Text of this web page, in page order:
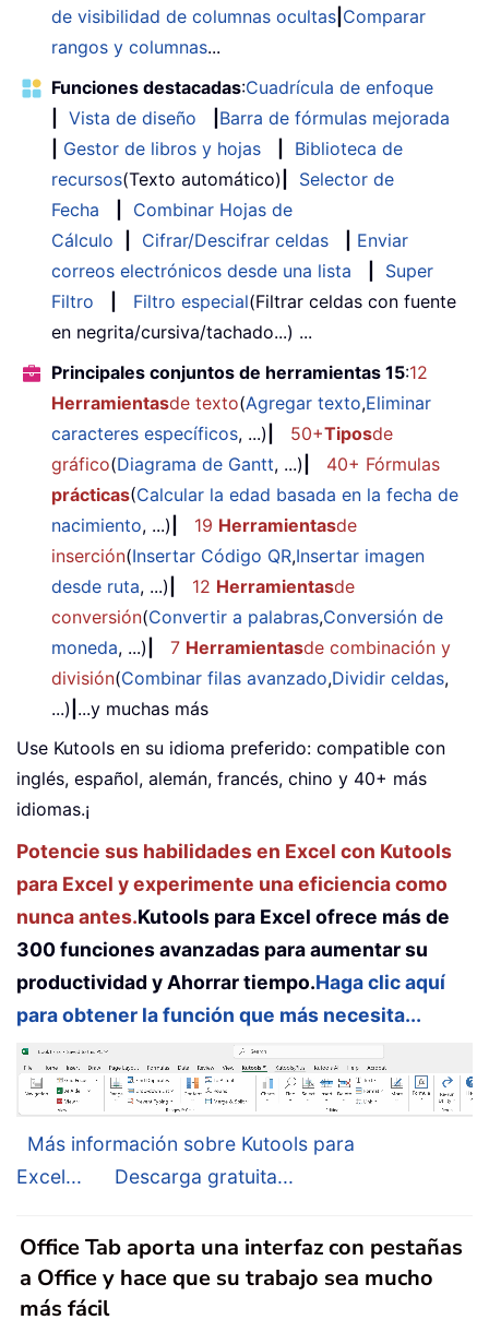
de visibilidad de columnas ocultas Comparar
rangos y columnas...
Funciones destacadas:Cuadrícula de enfoque
Vista de diseño
Barra de fórmulas mejorada
Gestor de libros y hojas
Biblioteca de
recursos(Texto automático)
Selector de
Fecha
Combinar Hojas de
Cálculo
Cifrar/Descifrar celdas
Enviar
correos electrónicos desde una lista
Super
Filtro
Filtro especial(Filtrar celdas con fuente
en negrita/cursiva/tachado...) ...
Principales conjuntos de herramientas 15:12
Herramientasde texto(Agregar texto,Eliminar
caracteres específicos, ...) 50+Tiposde
gráfico(Diagrama de Gantt, ...)
40+ Fórmulas
prácticas(Calcular la edad basada en la fecha de
nacimiento, ...) 19 Herramientasde
inserción(Insertar Código QR,Insertar imagen
desde ruta, ...) 12 Herramientasde
conversión(Convertir a palabras,Conversión de
moneda, ...) 7 Herramientasde combinación y
división(Combinar filas avanzado,Dividir celdas,
...) ...y muchas más
Use Kutools en su idioma preferido: compatible con
inglés, español, alemán, francés, chino y 40+ más
idiomas.¡
Potencie sus habilidades en Excel con Kutools
para Excel y experimente una eficiencia como
nunca antes.Kutools para Excel ofrece más de
300 funciones avanzadas para aumentar su
productividad y Ahorrar tiempo.Haga clic aquí
para obtener la función que más necesita...
Más información sobre Kutools para
Excel...
Descarga gratuita...
Office Tab aporta una interfaz con pestañas
a Office y hace que su trabajo sea mucho
más fácil